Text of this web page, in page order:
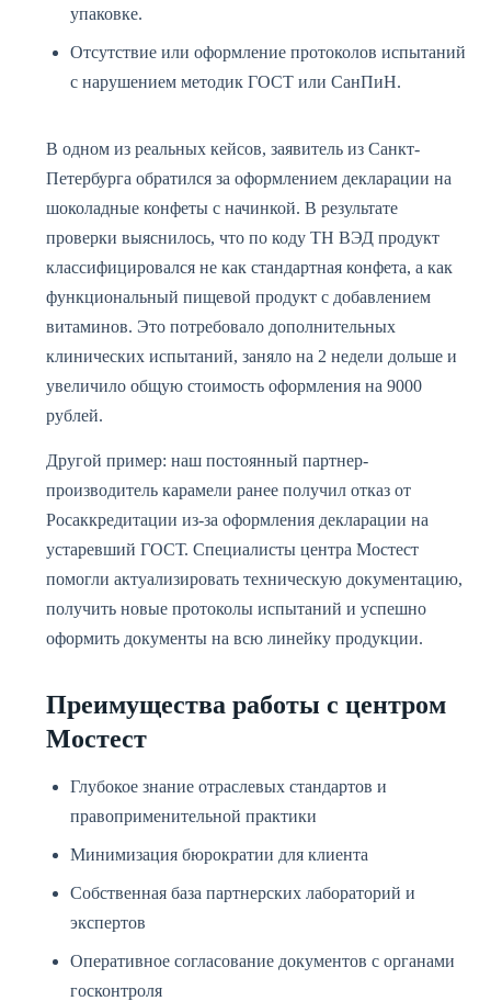
упаковке.
Отсутствие или оформление протоколов испытаний
с нарушением методик ГОСТ или СанПиН.
В одном из реальных кейсов, заявитель из Санкт-
Петербурга обратился за оформлением декларации на
шоколадные конфеты с начинкой. В результате
проверки выяснилось, что по коду ТН ВЭД продукт
классифицировался не как стандартная конфета, а как
функциональный пищевой продукт с добавлением
витаминов. Это потребовало дополнительных
клинических испытаний, заняло на 2 недели дольше и
увеличило общую стоимость оформления на 9000
рублей.
Другой пример: наш постоянный партнер-
производитель карамели ранее получил отказ от
Росаккредитации из-за оформления декларации на
устаревший ГОСТ. Специалисты центра Мостест
помогли актуализировать техническую документацию,
получить новые протоколы испытаний и успешно
оформить документы на всю линейку продукции.
Преимущества работы с центром
Мостест
Глубокое знание отраслевых стандартов и
правоприменительной практики
Минимизация бюрократии для клиента
Собственная база партнерских лабораторий и
экспертов
Оперативное согласование документов с органами
госконтроля